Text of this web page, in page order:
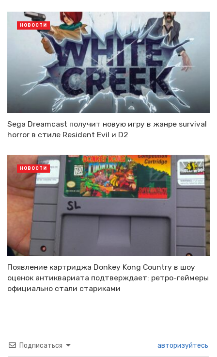
Sega Dreamcast получит новую игру в жанре survival
horror в стиле Resident Evil и D2
НОВОСТИ
Появление картриджа Donkey Kong Country в шоу
оценок антиквариата подтверждает: ретро-геймеры
официально стали стариками
НОВОСТИ
Подписаться авторизуйтесь